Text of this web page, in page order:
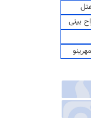
بینی
مهرینو